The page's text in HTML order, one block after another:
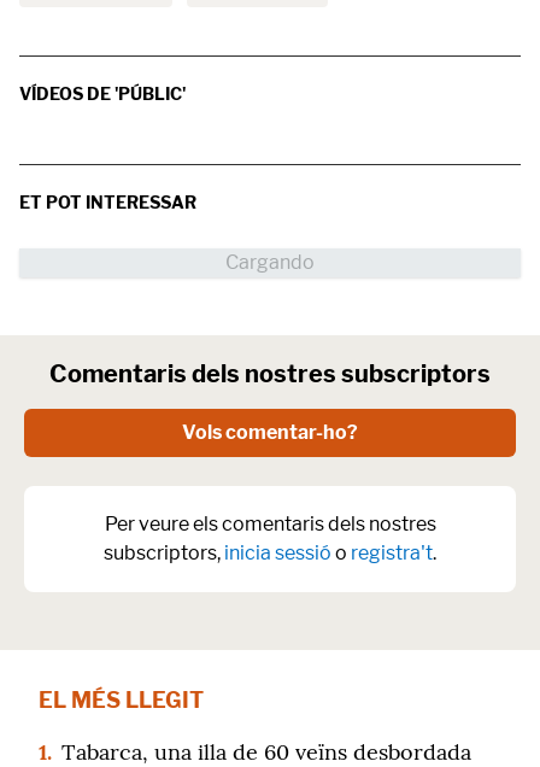
VÍDEOS DE 'PÚBLIC'
ET POT INTERESSAR
Comentaris dels nostres subscriptors
Vols comentar-ho?
Per veure els comentaris dels nostres
subscriptors, inicia sessió o registra't.
EL MÉS LLEGIT
1. Tabarca, una illa de 60 veïns desbordada